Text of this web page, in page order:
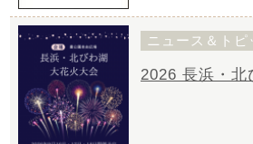
ニュース＆トピ